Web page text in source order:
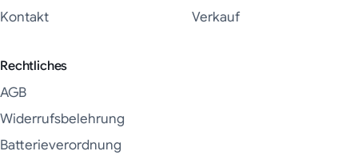
Kontakt
Verkauf
Rechtliches
AGB
Widerrufsbelehrung
Batterieverordnung